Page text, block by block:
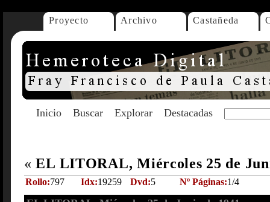
Proyecto Archivo Castañeda
Inicio Buscar Explorar Destacadas
« EL LITORAL, Miércoles 25 de
Rollo:797 Idx:19259 Dvd:5 Nº Páginas:1/4